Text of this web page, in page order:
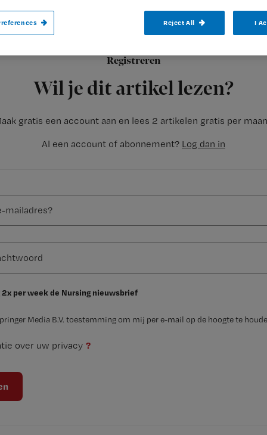
Registreren
Wil je dit artikel lezen?
gratis een account aan en lees 2 artikelen gratis per
Al een account of abonnement? Log dan in
2x per week de Nursing nieuwsbrief
Media B.V. toestemming om mij per e-mail op de hoogte te
over uw privacy ?
Iedere medewerker van het
veiligheid van de patiënten. De grote
behandeling ondergaat zit er bij de
andere behandeling onder anesthesie te
Reject All I